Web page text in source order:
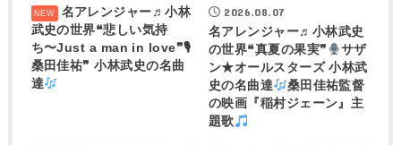
名アレンジャー♬小林
武史の世界❝悲しい気持
ち〜Just a man in love❞🎙
桑田佳祐❞ 小林武史の名曲
達
2026.08.07
名アレンジャー♬ 小林武史
の世界❝真夏の果実❞
サザ
ン★オールスターズ 小林武
史の名曲達
桑田佳祐監督
の映画『稲村ジェーン』主
題歌